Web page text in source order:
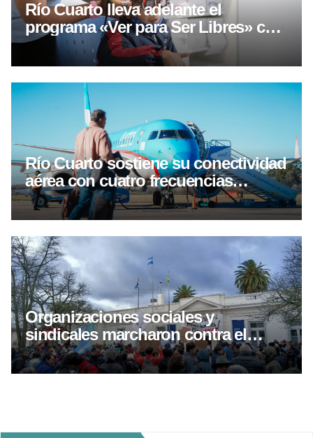
Río Cuarto lleva adelante el
programa «Ver para Ser Libres» con
controles oftalmológicos y entrega
gratuita de lentes
Río Cuarto sostiene su conectividad
aérea con cuatro frecuencias
semanales hacia Buenos Aires
Organizaciones sociales y
sindicales marcharon contra el
proyecto de inviolavilidad de
propiedad privada